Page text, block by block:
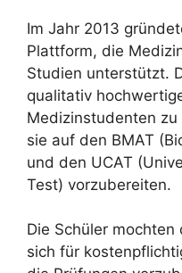
Im Jahr 2013
Plattform, die
Studien unterstützt.
qualitativ
Medizinstudenten
sie auf den BMAT
und den UCAT
Test) vorzubereiten.
Die Schüler
sich für